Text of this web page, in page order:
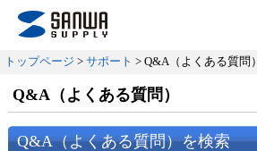
トップページ > サポート > Q&A（よくある質問）
Q&A（よくある質問）
Q&A（よくある質問）を検索